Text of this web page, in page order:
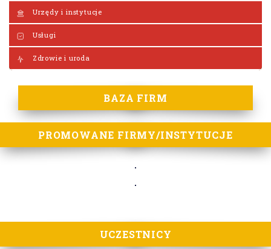
Urzędy i instytucje
Usługi
Zdrowie i uroda
BAZA FIRM
PROMOWANE FIRMY/INSTYTUCJE
UCZESTNICY